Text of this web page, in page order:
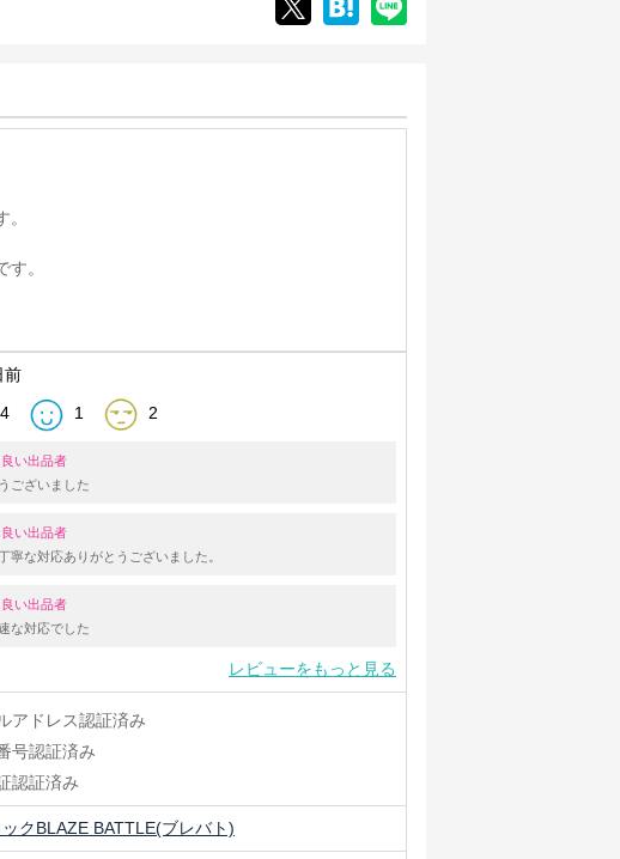
。
前
1 2
良い出品者
ございました
良い出品者
寧な対応ありがとうございました。
良い出品者
な対応でした
レビューをもっと見る
アドレス認証済み
号認証済み
認証済み
クBLAZE BATTLE(ブレバト)